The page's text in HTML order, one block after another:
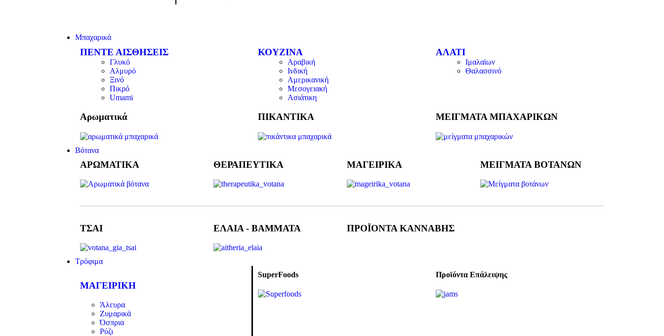
Μπαχαρικά
ΠΕΝΤΕ ΑΙΣΘΗΣΕΙΣ
Γλυκό
Αλμυρό
Ξινό
Πικρό
Umami
ΚΟΥΖΙΝΑ
Αραβική
Ινδική
Αμερικανική
Μεσογειακή
Ασιάτικη
ΑΛΑΤΙ
Ιμαλαϊων
Θαλασσινό
Αρωματικά ΠΙΚΑΝΤΙΚΑ ΜΕΙΓΜΑΤΑ ΜΠΑΧΑΡΙΚΩΝ
Βότανα
ΑΡΩΜΑΤΙΚΑ ΘΕΡΑΠΕΥΤΙΚΑ ΜΑΓΕΙΡΙΚΑ ΜΕΙΓΜΑΤΑ ΒΟΤΑΝΩΝ
ΤΣΑΙ ΕΛΑΙΑ - ΒΑΜΜΑΤΑ ΠΡΟΪΟΝΤΑ ΚΑΝΝΑΒΗΣ
Τρόφιμα
ΜΑΓΕΙΡΙΚΗ
Άλευρα
Ζυμαρικά
Όσπρια
Ρύζι
SuperFoods Προϊόντα Επάλειψης